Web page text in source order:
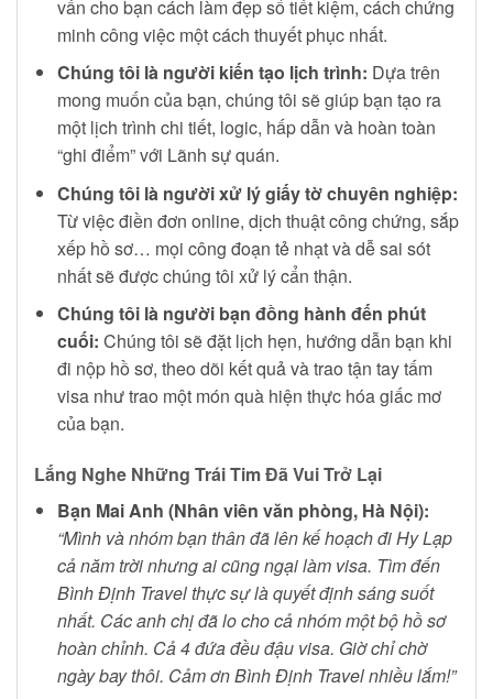
vấn cho bạn cách làm đẹp sổ tiết kiệm, cách chứng
minh công việc một cách thuyết phục nhất.
Chúng tôi là người kiến tạo lịch trình: Dựa trên
mong muốn của bạn, chúng tôi sẽ giúp bạn tạo ra
một lịch trình chi tiết, logic, hấp dẫn và hoàn toàn
“ghi điểm” với Lãnh sự quán.
Chúng tôi là người xử lý giấy tờ chuyên nghiệp:
Từ việc điền đơn online, dịch thuật công chứng, sắp
xếp hồ sơ… mọi công đoạn tẻ nhạt và dễ sai sót
nhất sẽ được chúng tôi xử lý cẩn thận.
Chúng tôi là người bạn đồng hành đến phút
cuối: Chúng tôi sẽ đặt lịch hẹn, hướng dẫn bạn khi
đi nộp hồ sơ, theo dõi kết quả và trao tận tay tấm
visa như trao một món quà hiện thực hóa giấc mơ
của bạn.
Lắng Nghe Những Trái Tim Đã Vui Trở Lại
Bạn Mai Anh (Nhân viên văn phòng, Hà Nội):
“Mình và nhóm bạn thân đã lên kế hoạch đi Hy Lạp
cả năm trời nhưng ai cũng ngại làm visa. Tìm đến
Bình Định Travel thực sự là quyết định sáng suốt
nhất. Các anh chị đã lo cho cả nhóm một bộ hồ sơ
hoàn chỉnh. Cả 4 đứa đều đậu visa. Giờ chỉ chờ
ngày bay thôi. Cảm ơn Bình Định Travel nhiều lắm!”